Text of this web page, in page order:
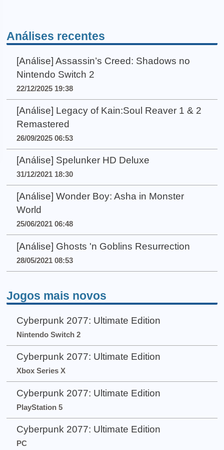
Análises recentes
[Análise] Assassin’s Creed: Shadows no
Nintendo Switch 2
22/12/2025 19:38
[Análise] Legacy of Kain:Soul Reaver 1 & 2
Remastered
26/09/2025 06:53
[Análise] Spelunker HD Deluxe
31/12/2021 18:30
[Análise] Wonder Boy: Asha in Monster
World
25/06/2021 06:48
[Análise] Ghosts 'n Goblins Resurrection
28/05/2021 08:53
Jogos mais novos
Cyberpunk 2077: Ultimate Edition
Nintendo Switch 2
Cyberpunk 2077: Ultimate Edition
Xbox Series X
Cyberpunk 2077: Ultimate Edition
PlayStation 5
Cyberpunk 2077: Ultimate Edition
PC